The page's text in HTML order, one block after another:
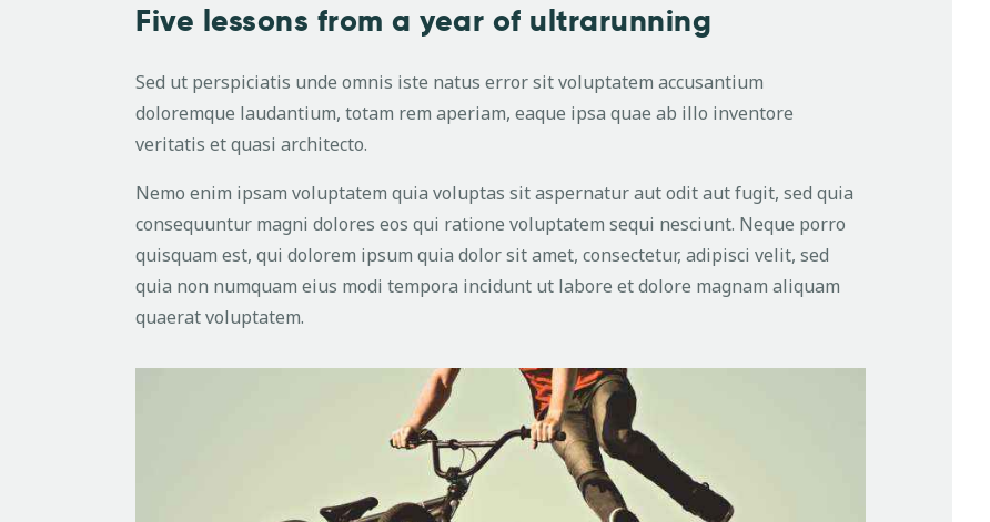
Five lessons from a year of ultrarunning
Sed ut perspiciatis unde omnis iste natus error sit voluptatem accusantium
doloremque laudantium, totam rem aperiam, eaque ipsa quae ab illo inventore
veritatis et quasi architecto.
Nemo enim ipsam voluptatem quia voluptas sit aspernatur aut odit aut fugit, sed quia
consequuntur magni dolores eos qui ratione voluptatem sequi nesciunt. Neque porro
quisquam est, qui dolorem ipsum quia dolor sit amet, consectetur, adipisci velit, sed
quia non numquam eius modi tempora incidunt ut labore et dolore magnam aliquam
quaerat voluptatem.